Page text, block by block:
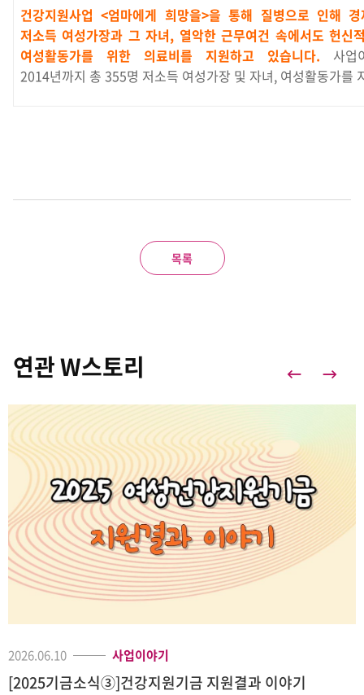
건강지원사업 <엄마에게 희망을>을 통해 질병으로 인해
저소득 여성가장과 그 자녀, 열악한 근무여건 속에서도 헌신
여성활동가를 위한 의료비를 지원하고 있습니다.
사
2014년까지 총 355명 저소득 여성가장 및 자녀, 여성활동가를
목록
연관 W스토리
2026.06.10 사업이야기
[2025기금소식③]건강지원기금 지원결과 이야기